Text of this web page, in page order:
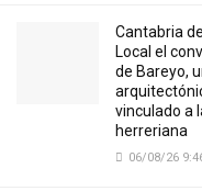
Cantabria
Local el
de Bareyo,
vinculado a
herreriana
06/08/26